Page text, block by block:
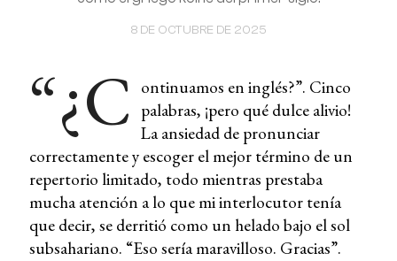
8 DE OCTUBRE DE 2025
“¿C ontinuamos en inglés?”. Cinco
palabras, ¡pero qué dulce alivio!
La ansiedad de pronunciar
correctamente y escoger el mejor término de un
repertorio limitado, todo mientras prestaba
mucha atención a lo que mi interlocutor tenía
que decir, se derritió como un helado bajo el sol
subsahariano. “Eso sería maravilloso. Gracias”.